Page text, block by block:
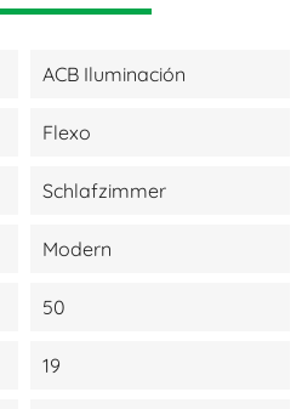
ACB Iluminación
Flexo
Schlafzimmer
Modern
50
19